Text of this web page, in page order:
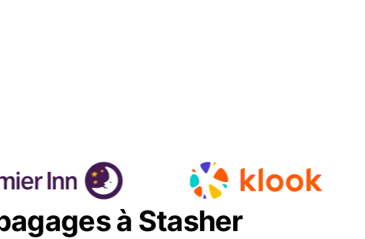
à Stasher